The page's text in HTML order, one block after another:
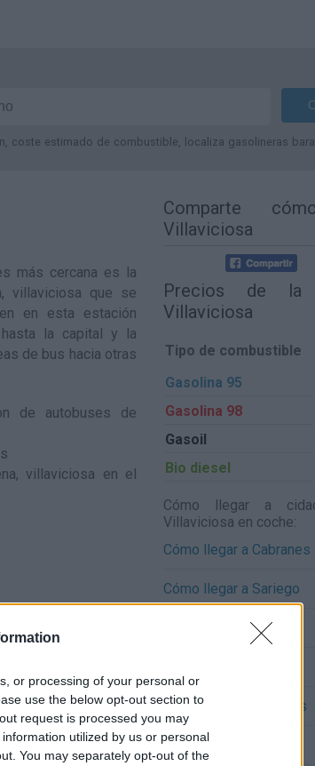
or processing of your personal or
use the below opt-out section to
request is processed you may
utilized by us or personal
You may separately opt-out of the
coste estimado de combustible, localiza gasolineras
más cercana es la
villaviciosa que se
en esta estación
la capital y la
de bus hacia otras
de autobuses de
villaviciosa en el
Comparte
Villaviciosa
Precios de la
Villaviciosa
Tipo de combustible
Gasolina 95
Gasolina 98
Gasoil
Bio diesel
Cómo llegar a
Villaviciosa en coche:
Cómo llegar a Cabranes
Cómo llegar a Sariego
Cómo llegar a Colunga
Cómo llegar a Bimenes
Cómo llegar a Caravia